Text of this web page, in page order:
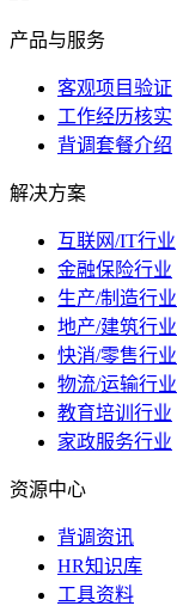
产品与服务
客观项目验证
工作经历核实
背调套餐介绍
解决方案
互联网/IT行业
金融保险行业
生产/制造行业
地产/建筑行业
快消/零售行业
物流/运输行业
教育培训行业
家政服务行业
资源中心
背调资讯
HR知识库
工具资料